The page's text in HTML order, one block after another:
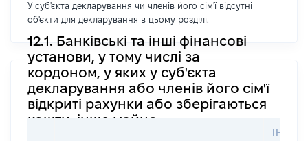
У суб'єкта декларування чи членів його сім'ї відсутні
об'єкти для декларування в цьому розділі.
12.1. Банківські та інші фінансові
установи, у тому числі за
кордоном, у яких у суб'єкта
декларування або членів його сім'ї
відкриті рахунки або зберігаються
кошти, інше майно